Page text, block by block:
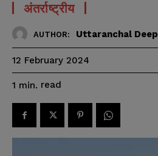
अंतर्राष्ट्रीय
AUTHOR: Uttaranchal Deep
12 February 2024
1 min. read